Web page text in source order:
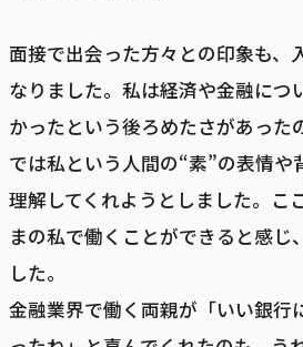
面接で出会った方々との印象も、
なりました。私は経済や金融につ
かったという後ろめたさがあった
では私という人間の“素”の表情や
理解してくれようとしました。こ
まの私で働くことができると感じ
した。
金融業界で働く両親が「いい銀行